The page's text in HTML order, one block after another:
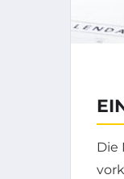
Die